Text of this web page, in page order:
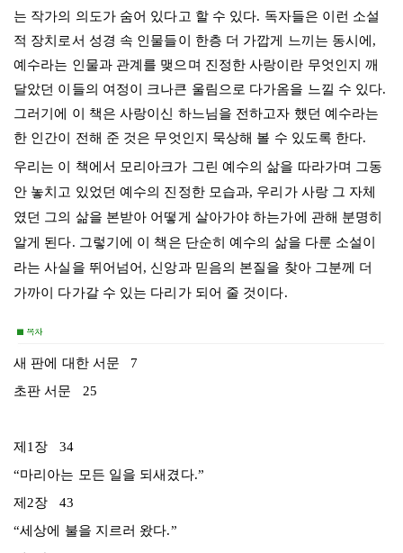
는 작가의 의도가 숨어 있다고 할 수 있다. 독자들은 이런 소설
적 장치로서 성경 속 인물들이 한층 더 가깝게 느끼는 동시에,
예수라는 인물과 관계를 맺으며 진정한 사랑이란 무엇인지 깨
달았던 이들의 여정이 크나큰 울림으로 다가옴을 느낄 수 있다.
그러기에 이 책은 사랑이신 하느님을 전하고자 했던 예수라는
한 인간이 전해 준 것은 무엇인지 묵상해 볼 수 있도록 한다.
우리는 이 책에서 모리아크가 그린 예수의 삶을 따라가며 그동
안 놓치고 있었던 예수의 진정한 모습과, 우리가 사랑 그 자체
였던 그의 삶을 본받아 어떻게 살아가야 하는가에 관해 분명히
알게 된다. 그렇기에 이 책은 단순히 예수의 삶을 다룬 소설이
라는 사실을 뛰어넘어, 신앙과 믿음의 본질을 찾아 그분께 더
가까이 다가갈 수 있는 다리가 되어 줄 것이다.
새 판에 대한 서문 7
초판 서문 25
제1장 34
“마리아는 모든 일을 되새겼다.”
제2장 43
“세상에 불을 지르러 왔다.”